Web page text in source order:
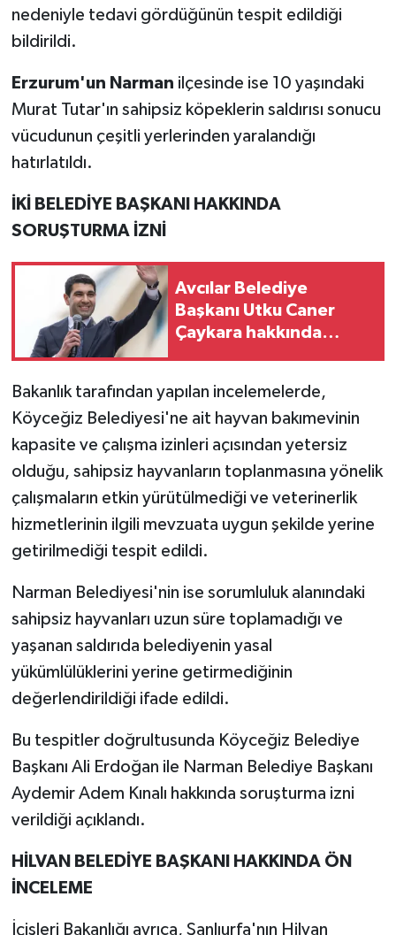
nedeniyle tedavi gördüğünün tespit edildiği
bildirildi.
Erzurum'un Narman ilçesinde ise 10 yaşındaki
Murat Tutar'ın sahipsiz köpeklerin saldırısı sonucu
vücudunun çeşitli yerlerinden yaralandığı
hatırlatıldı.
İKİ BELEDİYE BAŞKANI HAKKINDA
SORUŞTURMA İZNİ
Avcılar Belediye
Başkanı Utku Caner
Çaykara hakkında
Bakanlık tarafından yapılan incelemelerde,
Köyceğiz Belediyesi'ne ait hayvan bakımevinin
kapasite ve çalışma izinleri açısından yetersiz
olduğu, sahipsiz hayvanların toplanmasına yönelik
çalışmaların etkin yürütülmediği ve veterinerlik
hizmetlerinin ilgili mevzuata uygun şekilde yerine
getirilmediği tespit edildi.
Narman Belediyesi'nin ise sorumluluk alanındaki
sahipsiz hayvanları uzun süre toplamadığı ve
yaşanan saldırıda belediyenin yasal
yükümlülüklerini yerine getirmediğinin
değerlendirildiği ifade edildi.
Bu tespitler doğrultusunda Köyceğiz Belediye
Başkanı Ali Erdoğan ile Narman Belediye Başkanı
Aydemir Adem Kınalı hakkında soruşturma izni
verildiği açıklandı.
HİLVAN BELEDİYE BAŞKANI HAKKINDA ÖN
İNCELEME
İçişleri Bakanlığı ayrıca, Şanlıurfa'nın Hilvan